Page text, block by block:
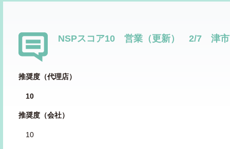
NSPスコア10 営業（更新） 2/7 津
推奨度（代理店）
10
推奨度（会社）
10